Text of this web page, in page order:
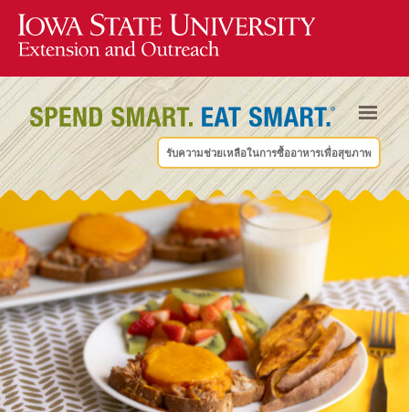
รับความช่วยเหลือในการซื้ออาหารเพื่อสุขภาพ